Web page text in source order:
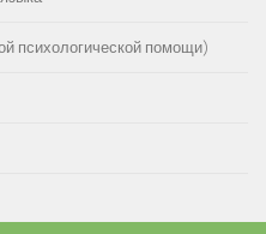
психологической помощи)